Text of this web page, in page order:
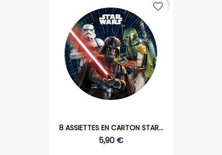
8 ASSIETTES EN CARTON STAR...
5,90 €
favorite_border